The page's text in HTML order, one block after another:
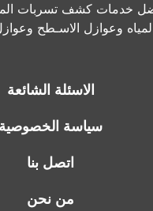
خدمات كشف تسربات
وعوازل الاسـطح
الاسئلة الشائعة
سياسة الخصوصية
اتصل بنا
من نحن